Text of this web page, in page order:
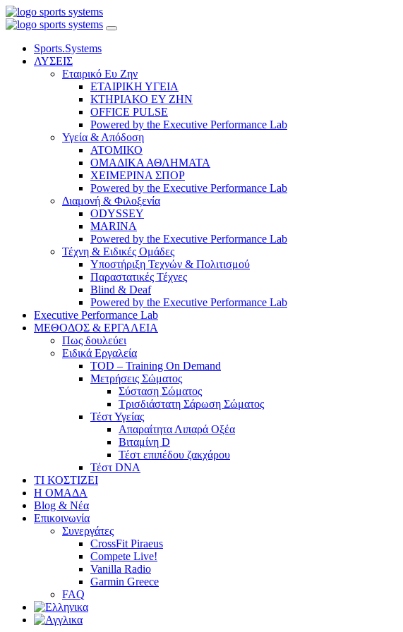
Sports.Systems
ΛΥΣΕΙΣ
Εταιρικό Ευ Ζην
ΕΤΑΙΡΙΚΗ ΥΓΕΙΑ
ΚΤΗΡΙΑΚΟ ΕΥ ΖΗΝ
OFFICE PULSE
Powered by the Executive Performance Lab
Υγεία & Απόδοση
ΑΤΟΜΙΚΟ
ΟΜΑΔΙΚΑ ΑΘΛΗΜΑΤΑ
ΧΕΙΜΕΡΙΝΑ ΣΠΟΡ
Powered by the Executive Performance Lab
Διαμονή & Φιλοξενία
ODYSSEY
MARINA
Powered by the Executive Performance Lab
Τέχνη & Ειδικές Ομάδες
Υποστήριξη Τεχνών & Πολιτισμού
Παραστατικές Τέχνες
Blind & Deaf
Powered by the Executive Performance Lab
Executive Performance Lab
ΜΕΘΟΔΟΣ & ΕΡΓΑΛΕΙΑ
Πως δουλεύει
Ειδικά Εργαλεία
TOD – Training On Demand
Μετρήσεις Σώματος
Σύσταση Σώματος
Τρισδιάστατη Σάρωση Σώματος
Τέστ Υγείας
Απαραίτητα Λιπαρά Οξέα
Βιταμίνη D
Τέστ επιπέδου ζακχάρου
Τέστ DNA
ΤΙ ΚΟΣΤΙΖΕΙ
Η ΟΜΑΔΑ
Blog & Νέα
Επικοινωνία
Συνεργάτες
CrossFit Piraeus
Compete Live!
Vanilla Radio
Garmin Greece
FAQ